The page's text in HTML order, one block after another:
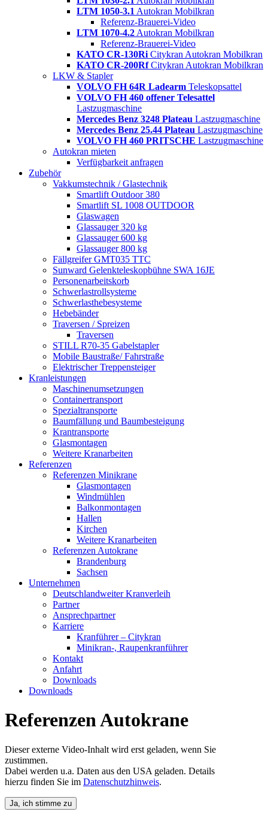
LTM 1050-3.1 Autokran Mobilkran
Referenz-Brauerei-Video
LTM 1070-4.2 Autokran Mobilkran
Referenz-Brauerei-Video
KATO CR-130Ri Citykran Autokran Mobilkran
KATO CR-200RfCitykran Autokran Mobilkran
LKW & Stapler
VOLVO FH 64R Ladearm Teleskopsattel
VOLVO FH 460 offener Telesattel
Lastzugmaschine
Mercedes Benz 3248 Plateau Lastzugmaschine
Mercedes Benz 25.44 Plateau Lastzugmaschine
VOLVO FH 460 PRITSCHE Lastzugmaschine
Autokran mieten
Verfügbarkeit anfragen
Zubehör
Vakkumstechnik / Glastechnik
Smartlift Outdoor 380
Smartlift SL 1008 OUTDOOR
Glaswagen
Glassauger 320 kg
Glassauger 600 kg
Glassauger 800 kg
Fällgreifer GMT035 TTC
Sunward Gelenkteleskopbühne SWA 16JE
Personenarbeitskorb
Schwerlastrollsysteme
Schwerlasthebesysteme
Hebebänder
Traversen / Spreizen
Traversen
STILL R70-35 Gabelstapler
Mobile Baustraße/ Fahrstraße
Elektrischer Treppensteiger
Kranleistungen
Maschinenumsetzungen
Containertransport
Spezialtransporte
Baumfällung und Baumbesteigung
Krantransporte
Glasmontagen
Weitere Kranarbeiten
Referenzen
Referenzen Minikrane
Glasmontagen
Windmühlen
Balkonmontagen
Hallen
Kirchen
Weitere Kranarbeiten
Referenzen Autokrane
Brandenburg
Sachsen
Unternehmen
Deutschlandweiter Kranverleih
Partner
Ansprechpartner
Karriere
Kranführer – Citykran
Minikran-, Raupenkranführer
Kontakt
Anfahrt
Downloads
Downloads
Referenzen Autokrane
Dieser externe Video-Inhalt wird erst geladen, wenn Sie
zustimmen.
Dabei werden u.a. Daten aus den USA geladen. Details
hierzu finden Sie im Datenschutzhinweis.